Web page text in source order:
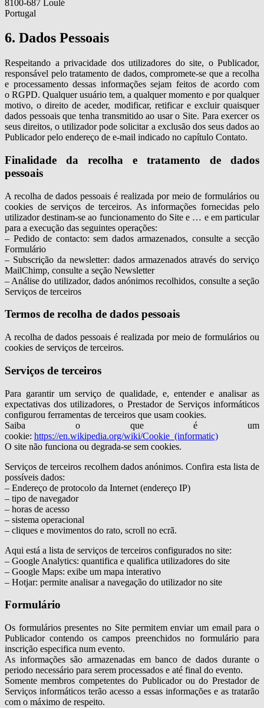
8100-687 Loulé
Portugal
6. Dados Pessoais
Respeitando a privacidade dos utilizadores do site, o Publicador,
responsável pelo tratamento de dados, compromete-se que a recolha
e processamento dessas informações sejam feitos de acordo com
o RGPD. Qualquer usuário tem, a qualquer momento e por qualquer
motivo, o direito de aceder, modificar, retificar e excluir quaisquer
dados pessoais que tenha transmitido ao usar o Site. Para exercer os
seus direitos, o utilizador pode solicitar a exclusão dos seus dados ao
Publicador pelo endereço de e-mail indicado no capítulo Contato.
Finalidade da recolha e tratamento de dados
pessoais
A recolha de dados pessoais é realizada por meio de formulários ou
cookies de serviços de terceiros. As informações fornecidas pelo
utilizador destinam-se ao funcionamento do Site e … e em particular
para a execução das seguintes operações:
– Pedido de contacto: sem dados armazenados, consulte a secção
Formulário
– Subscrição da newsletter: dados armazenados através do serviço
MailChimp, consulte a seção Newsletter
– Análise do utilizador, dados anónimos recolhidos, consulte a seção
Serviços de terceiros
Termos de recolha de dados pessoais
A recolha de dados pessoais é realizada por meio de formulários ou
cookies de serviços de terceiros.
Serviços de terceiros
Para garantir um serviço de qualidade, e, entender e analisar as
expectativas dos utilizadores, o Prestador de Serviços informáticos
configurou ferramentas de terceiros que usam cookies.
Saiba o que é um
cookie: https://en.wikipedia.org/wiki/Cookie_(informatic)
O site não funciona ou degrada-se sem cookies.
Serviços de terceiros recolhem dados anónimos. Confira esta lista de
possíveis dados:
– Endereço de protocolo da Internet (endereço IP)
– tipo de navegador
– horas de acesso
– sistema operacional
– cliques e movimentos do rato, scroll no ecrã.
Aqui está a lista de serviços de terceiros configurados no site:
– Google Analytics: quantifica e qualifica utilizadores do site
– Google Maps: exibe um mapa interativo
– Hotjar: permite analisar a navegação do utilizador no site
Formulário
Os formulários presentes no Site permitem enviar um email para o
Publicador contendo os campos preenchidos no formulário para
inscrição especifica num evento.
As informações são armazenadas em banco de dados durante o
periodo necessário para serem processados e até final do evento.
Somente membros competentes do Publicador ou do Prestador de
Serviços informáticos terão acesso a essas informações e as tratarão
com o máximo de respeito.